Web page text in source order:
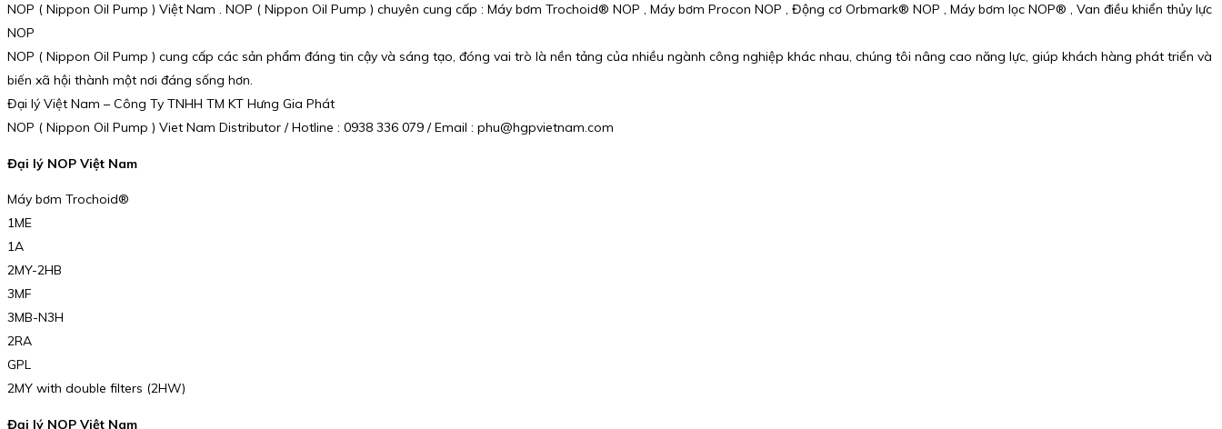
NOP ( Nippon Oil Pump ) Việt Nam . NOP ( Nippon Oil Pump ) chuyên cung cấp : Máy bơm Trochoid® NOP , Máy bơm Procon NOP , Động cơ Orbmark® NOP , Máy bơm lọc NOP® , Van điều khiển thủy lực
NOP
NOP ( Nippon Oil Pump ) cung cấp các sản phẩm đáng tin cậy và sáng tạo, đóng vai trò là nền tảng của nhiều ngành công nghiệp khác nhau, chúng tôi nâng cao năng lực, giúp khách hàng phát triển và
biến xã hội thành một nơi đáng sống hơn.
Đại lý Việt Nam – Công Ty TNHH TM KT Hưng Gia Phát
NOP ( Nippon Oil Pump ) Viet Nam Distributor / Hotline : 0938 336 079 / Email : phu@hgpvietnam.com
Đại lý NOP Việt Nam
Máy bơm Trochoid®
1ME
1A
2MY-2HB
3MF
3MB-N3H
2RA
GPL
2MY with double filters (2HW)
Đại lý NOP Việt Nam